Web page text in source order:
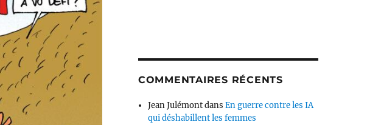
COMMENTAIRES RÉCENTS
Jean JulémontdansEn guerre contre les IA
qui déshabillent les femmes